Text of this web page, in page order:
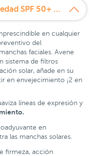
¿Qué es Avene Solar Antiedad SPF 50+ 50 ml?
en cualquier
del
faciales. Avene
sistema de filtros
solar, añade en su
en envejecimiento ¡2 en
líneas de expresión y
en
las manchas solares.
firmeza, acción